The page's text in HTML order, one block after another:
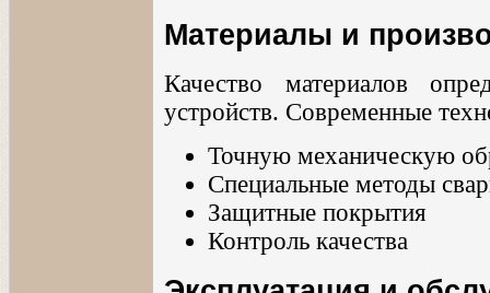
Материалы и
Качество материалов
устройств. Современные
Точную механическую
Специальные методы
Защитные покрытия
Контроль качества